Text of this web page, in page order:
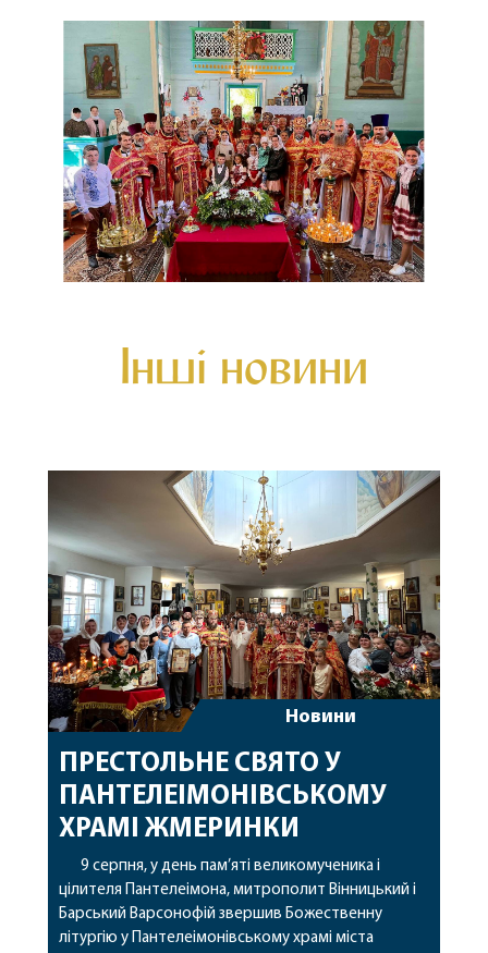
Інші новини
Новини
ПРЕСТОЛЬНЕ СВЯТО У
ПАНТЕЛЕІМОНІВСЬКОМУ
ХРАМІ ЖМЕРИНКИ
9 серпня, у день пам’яті великомученика і
цілителя Пантелеімона, митрополит Вінницький і
Барський Варсонофій звершив Божественну
літургію у Пантелеімонівському храмі міста